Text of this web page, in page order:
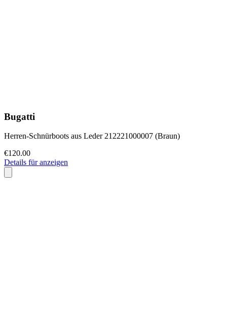
Bugatti
Herren-Schnürboots aus Leder 212221000007 (Braun)
€120.00
Details für anzeigen